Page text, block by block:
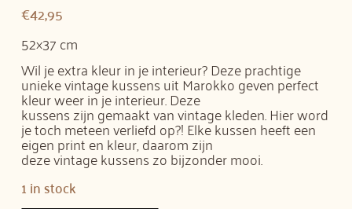
€42,95
52×37 cm
Wil je extra kleur in je interieur? Deze prachtige
unieke vintage kussens uit Marokko geven perfect
kleur weer in je interieur. Deze
kussens zijn gemaakt van vintage kleden. Hier word
je toch meteen verliefd op?! Elke kussen heeft een
eigen print en kleur, daarom zijn
deze vintage kussens zo bijzonder mooi.
1 in stock